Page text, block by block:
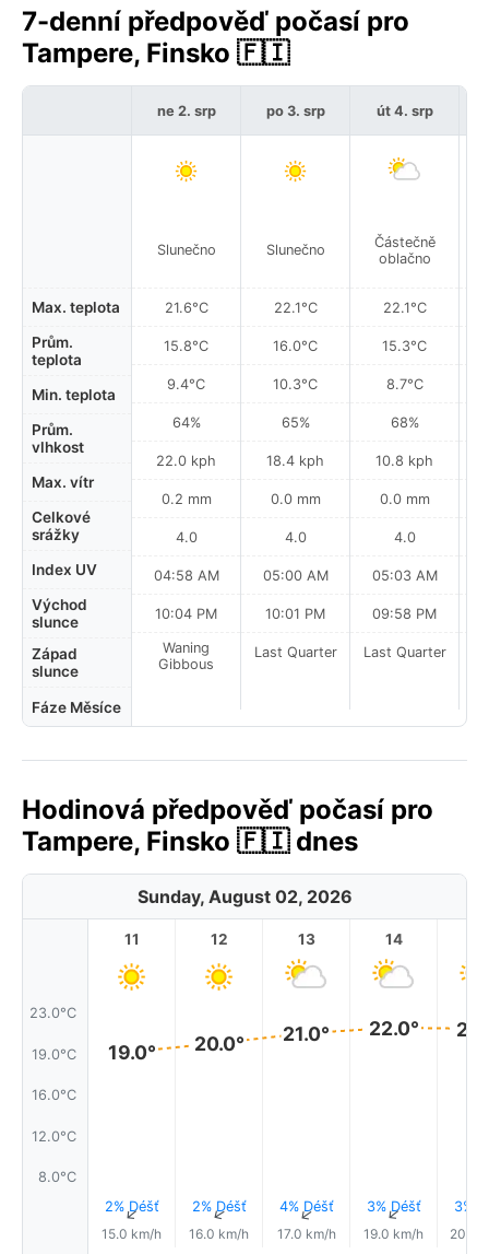
7-denní předpověď počasí pro
Tampere, Finsko 🇫🇮
Max. teplota
Prům.
teplota
Min. teplota
Prům.
vlhkost
Max. vítr
Celkové
srážky
Index UV
Východ
slunce
Západ
slunce
Fáze Měsíce
ne 2. srp
Slunečno
21.6°C
15.8°C
9.4°C
64%
22.0 kph
0.2 mm
4.0
04:58 AM
10:04 PM
Waning
Gibbous
po 3. srp
Slunečno
22.1°C
16.0°C
10.3°C
65%
18.4 kph
0.0 mm
4.0
05:00 AM
10:01 PM
Last Quarter
út 4. srp
Částečně
oblačno
22.1°C
15.3°C
8.7°C
68%
10.8 kph
0.0 mm
4.0
05:03 AM
09:58 PM
Last Quarter
Hodinová předpověď počasí pro
Tampere, Finsko 🇫🇮 dnes
Sunday, August 02, 2026
23.0°C
19.0°C
16.0°C
12.0°C
8.0°C
11
19.0°
2% Déšť
↑
15.0 km/h
12
20.0°
2% Déšť
↑
16.0 km/h
13
21.0°
4% Déšť
↑
17.0 km/h
14
22.0°
3% Déšť
↑
19.0 km/h
3%
20.0